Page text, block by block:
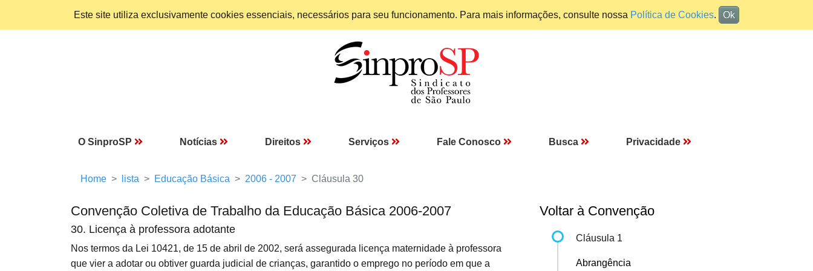
Este site utiliza exclusivamente cookies essenciais, necessários para seu funcionamento. Para mais informações, consulte nossa Política de Cookies. Ok
O SinproSP Notícias Direitos Serviços Fale Conosco Busca Privacidade
Home lista Educação Básica 2006 - 2007 Cláusula 30
Convenção Coletiva de Trabalho da Educação Básica 2006-2007
30. Licença à professora adotante
Nos termos da Lei 10421, de 15 de abril de 2002, será assegurada licença maternidade à professora
que vier a adotar ou obtiver guarda judicial de crianças, garantido o emprego no período em que a
Voltar à Convenção
Cláusula 1
Abrangência